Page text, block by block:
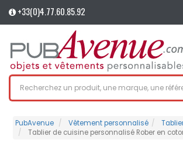
+33(0)4.77.60.85.92
PubAvenue Vêtement personnalisé
Tablier de cuisine personnalisé Rober en